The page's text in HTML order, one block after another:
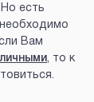
есть
Вам
, то к